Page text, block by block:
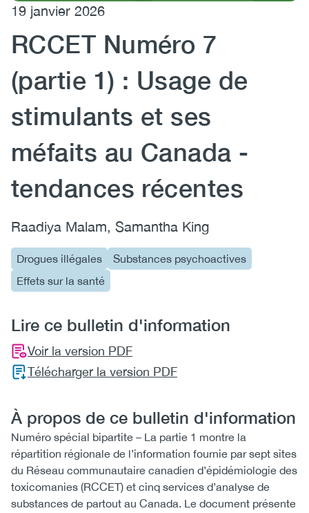
(CCSA)
EN FR
19 janvier 2026
RCCET Numéro 7
(partie 1) : Usage de
stimulants et ses
méfaits au Canada -
tendances récentes
Raadiya Malam, Samantha King
Drogues illégales
Substances psychoactives
Effets sur la santé
Lire ce bulletin d'information
Voir la version PDF
Télécharger la version PDF
À propos de ce bulletin d'information
Numéro spécial bipartite – La partie 1 montre la
répartition régionale de l’information fournie par sept sites
du Réseau communautaire canadien d’épidémiologie des
toxicomanies (RCCET) et cinq services d’analyse de
substances de partout au Canada. Le document présente